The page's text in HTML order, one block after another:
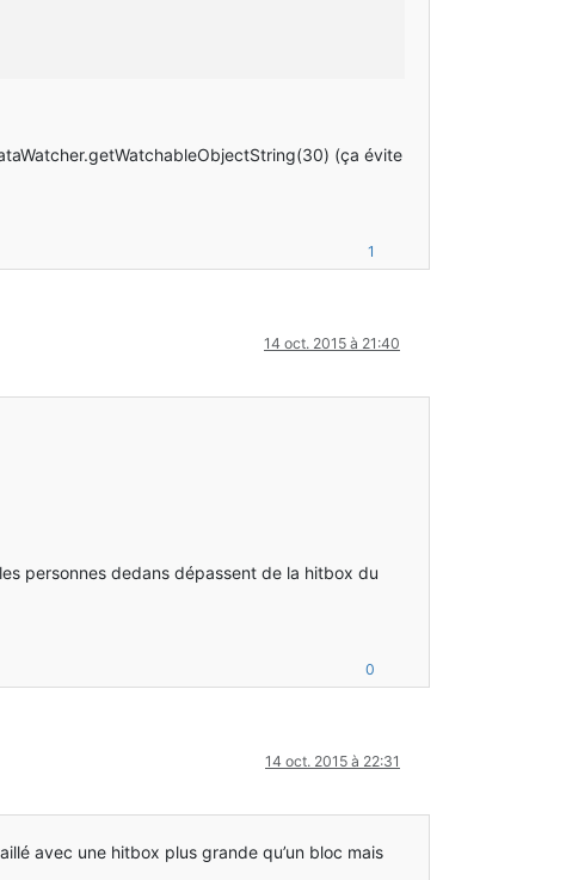
(ça évite
1
14 oct. 2015 à 21:40
personnes dedans dépassent de la hitbox du
0
14 oct. 2015 à 22:31
avec une hitbox plus grande qu’un bloc mais